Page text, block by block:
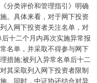
类评价和管理指引》明确
。具体来看，对于网下投资
入网下投资者关注名单，对
十二个月内再次实施异常报
名单，并采取不得参与网下
措施;被列入异常名单后十二
其采取列入网下投资者限制
。同时，中证协还结合对异